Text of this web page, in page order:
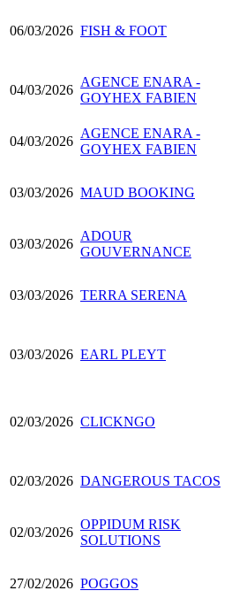
06/03/2026 FISH & FOOT
04/03/2026
AGENCE ENARA -
GOYHEX FABIEN
04/03/2026
AGENCE ENARA -
GOYHEX FABIEN
03/03/2026 MAUD BOOKING
03/03/2026
ADOUR
GOUVERNANCE
03/03/2026 TERRA SERENA
03/03/2026 EARL PLEYT
02/03/2026 CLICKNGO
02/03/2026 DANGEROUS TACOS
02/03/2026
OPPIDUM RISK
SOLUTIONS
27/02/2026 POGGOS